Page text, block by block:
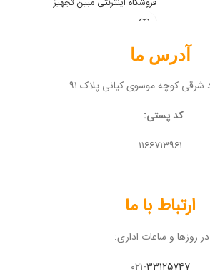
فروشگاه اینترنتی مبین تجهیز
آدرس ما
کد پستی:
۱۱۶۶۷۱۳۹۶۱
ارتباط با ما
در روزها و ساعات اداری:
۰۲۱-۳۳۱۲۵۷۴۷